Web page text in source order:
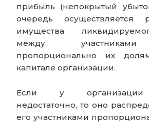
прибыль (непокрытый
очередь осуществляется
имущества
между
пропорционально их
капитале организации.
Если у организации
недостаточно, то оно
его участниками